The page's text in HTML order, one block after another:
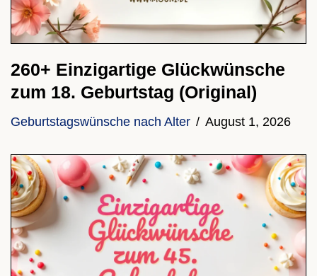
260+ Einzigartige Glückwünsche
zum 18. Geburtstag (Original)
Geburtstagswünsche nach Alter August 1, 2026